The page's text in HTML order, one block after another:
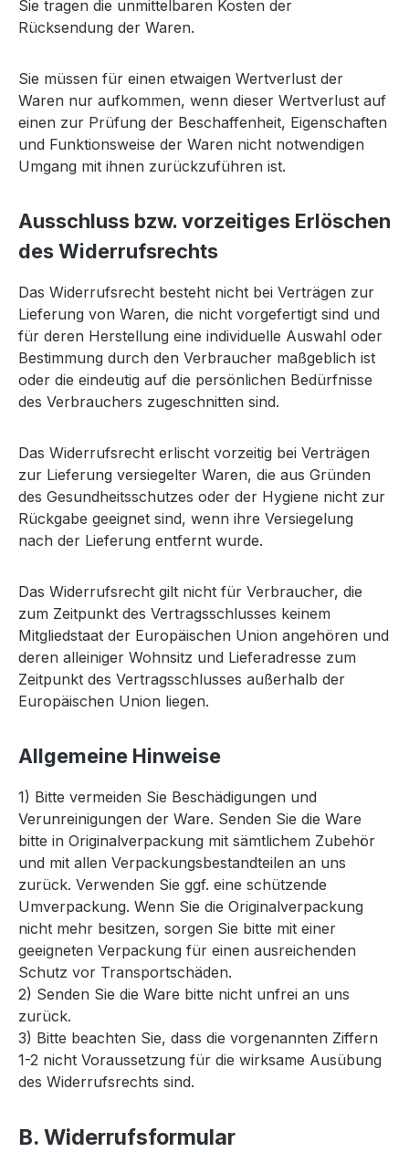
Sie tragen die unmittelbaren Kosten der
Rücksendung der Waren.
Sie müssen für einen etwaigen Wertverlust der
Waren nur aufkommen, wenn dieser Wertverlust auf
einen zur Prüfung der Beschaffenheit, Eigenschaften
und Funktionsweise der Waren nicht notwendigen
Umgang mit ihnen zurückzuführen ist.
Ausschluss bzw. vorzeitiges Erlöschen
des Widerrufsrechts
Das Widerrufsrecht besteht nicht bei Verträgen zur
Lieferung von Waren, die nicht vorgefertigt sind und
für deren Herstellung eine individuelle Auswahl oder
Bestimmung durch den Verbraucher maßgeblich ist
oder die eindeutig auf die persönlichen Bedürfnisse
des Verbrauchers zugeschnitten sind.
Das Widerrufsrecht erlischt vorzeitig bei Verträgen
zur Lieferung versiegelter Waren, die aus Gründen
des Gesundheitsschutzes oder der Hygiene nicht zur
Rückgabe geeignet sind, wenn ihre Versiegelung
nach der Lieferung entfernt wurde.
Das Widerrufsrecht gilt nicht für Verbraucher, die
zum Zeitpunkt des Vertragsschlusses keinem
Mitgliedstaat der Europäischen Union angehören und
deren alleiniger Wohnsitz und Lieferadresse zum
Zeitpunkt des Vertragsschlusses außerhalb der
Europäischen Union liegen.
Allgemeine Hinweise
1) Bitte vermeiden Sie Beschädigungen und
Verunreinigungen der Ware. Senden Sie die Ware
bitte in Originalverpackung mit sämtlichem Zubehör
und mit allen Verpackungsbestandteilen an uns
zurück. Verwenden Sie ggf. eine schützende
Umverpackung. Wenn Sie die Originalverpackung
nicht mehr besitzen, sorgen Sie bitte mit einer
geeigneten Verpackung für einen ausreichenden
Schutz vor Transportschäden.
2) Senden Sie die Ware bitte nicht unfrei an uns
zurück.
3) Bitte beachten Sie, dass die vorgenannten Ziffern
1-2 nicht Voraussetzung für die wirksame Ausübung
des Widerrufsrechts sind.
B. Widerrufsformular